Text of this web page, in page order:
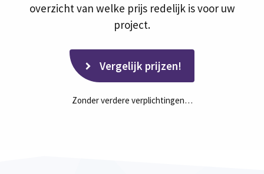
overzicht van welke prijs redelijk is voor uw
project.
Vergelijk prijzen!
Zonder verdere verplichtingen…